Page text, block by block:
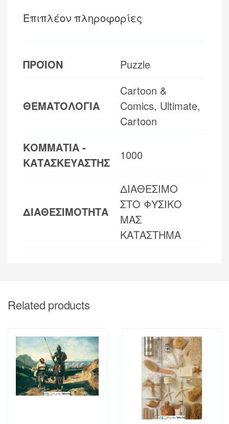
Επιπλέον πληροφορίες
ΠΡΟΪΟΝ Puzzle
ΘΕΜΑΤΟΛΟΓΙΑ
Cartoon &
Comics, Ultimate,
Cartoon
ΚΟΜΜΑΤΙΑ -
ΚΑΤΑΣΚΕΥΑΣΤΗΣ
1000
ΔΙΑΘΕΣΙΜΟΤΗΤΑ
ΔΙΑΘΕΣΙΜΟ
ΣΤΟ ΦΥΣΙΚΟ
ΜΑΣ
ΚΑΤΑΣΤΗΜΑ
Related products